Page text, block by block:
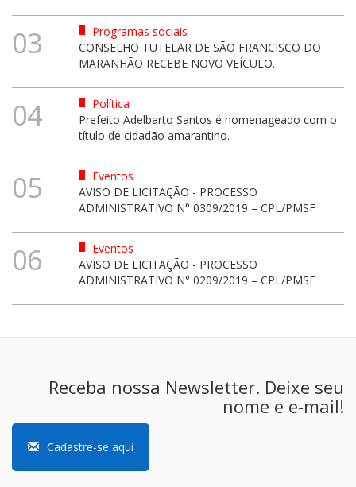
03
Programas sociais
CONSELHO TUTELAR DE SÃO FRANCISCO DO
MARANHÃO RECEBE NOVO VEÍCULO.
04
Política
Prefeito Adelbarto Santos é homenageado com o
título de cidadão amarantino.
05
Eventos
AVISO DE LICITAÇÃO - PROCESSO
ADMINISTRATIVO N° 0309/2019 – CPL/PMSF
06
Eventos
AVISO DE LICITAÇÃO - PROCESSO
ADMINISTRATIVO N° 0209/2019 – CPL/PMSF
Receba nossa Newsletter. Deixe seu
nome e e-mail!
Cadastre-se aqui